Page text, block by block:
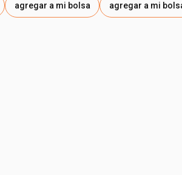
agregar a mi bolsa agregar a mi